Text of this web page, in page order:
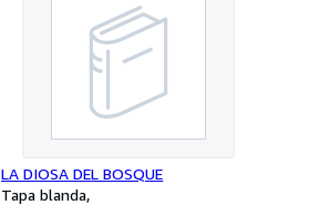
LA DIOSA DEL BOSQUE
Tapa blanda